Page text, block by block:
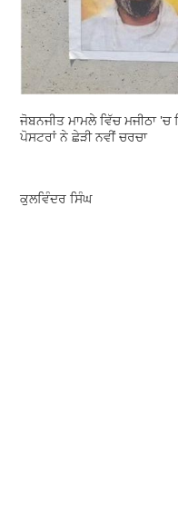
ਜੋਬਨਜੀਤ ਮਾਮਲੇ ਵਿੱਚ ਮਜੀਠਾ 'ਚ
ਪੋਸਟਰਾਂ ਨੇ ਛੇੜੀ ਨਵੀਂ ਚਰਚਾ
ਕੁਲਵਿੰਦਰ ਸਿੰਘ